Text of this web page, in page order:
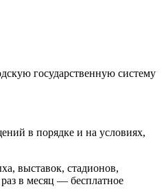
государственную систему
в порядке и на условиях,
выставок, стадионов,
в месяц — бесплатное